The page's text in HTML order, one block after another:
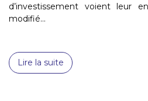
d’investissement voient leur
modifié...
Lire la suite